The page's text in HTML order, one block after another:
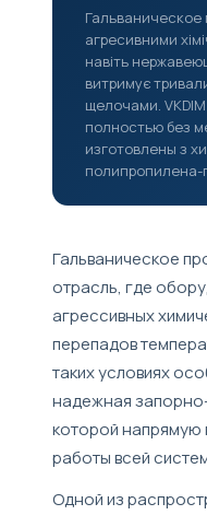
Гальваническое
агресивними
навіть
витримує
щелочами.
полностью без
изготовлены з
полипропилена-
Гальваническое
отрасль, где
агрессивных
перепадов
таких условиях
надежная
которой напрямую
работы всей
Одной из